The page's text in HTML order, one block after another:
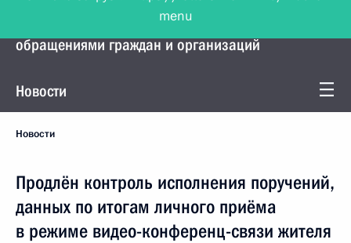
Управление Президента по работе с
обращениями граждан и организаций
Новости
Новости
Продлён контроль исполнения поручений,
данных по итогам личного приёма
в режиме видео-конференц-связи жителя
menu